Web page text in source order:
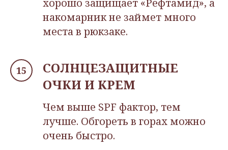
накомарник не займет много
места в рюкзаке.
СОЛНЦЕЗАЩИТНЫЕ
ОЧКИ И КРЕМ
Чем выше SPF фактор, тем
лучше. Обгореть в горах можно
очень быстро.